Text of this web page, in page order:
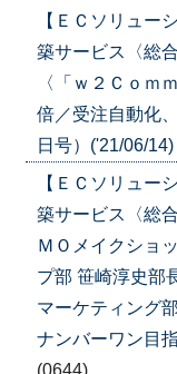
【ＥＣソリュー
築サービス〈総
〈「ｗ２Ｃｏｍ
倍／受注自動化
日号）('21/06/14)
【ＥＣソリュー
築サービス〈総
ＭＯメイクショ
プ部 笹崎淳史部
マーケティング
ナンバーワン目
(0644)